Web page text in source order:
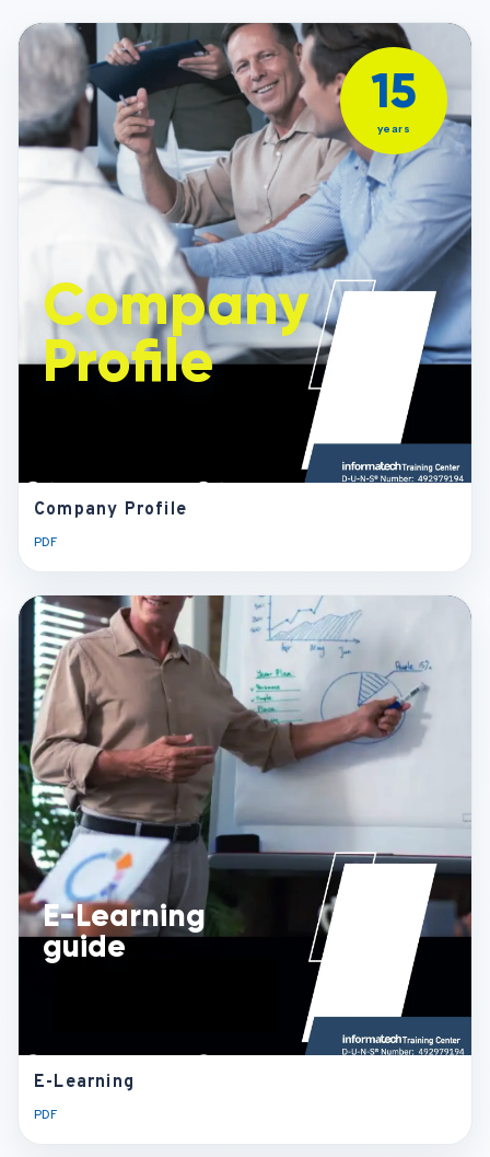
15
years
Company
Profile
PDF
Company
Profile
Company Profile
PDF
E-Learning
guide
PDF
E-Learning
guide
E-Learning
PDF